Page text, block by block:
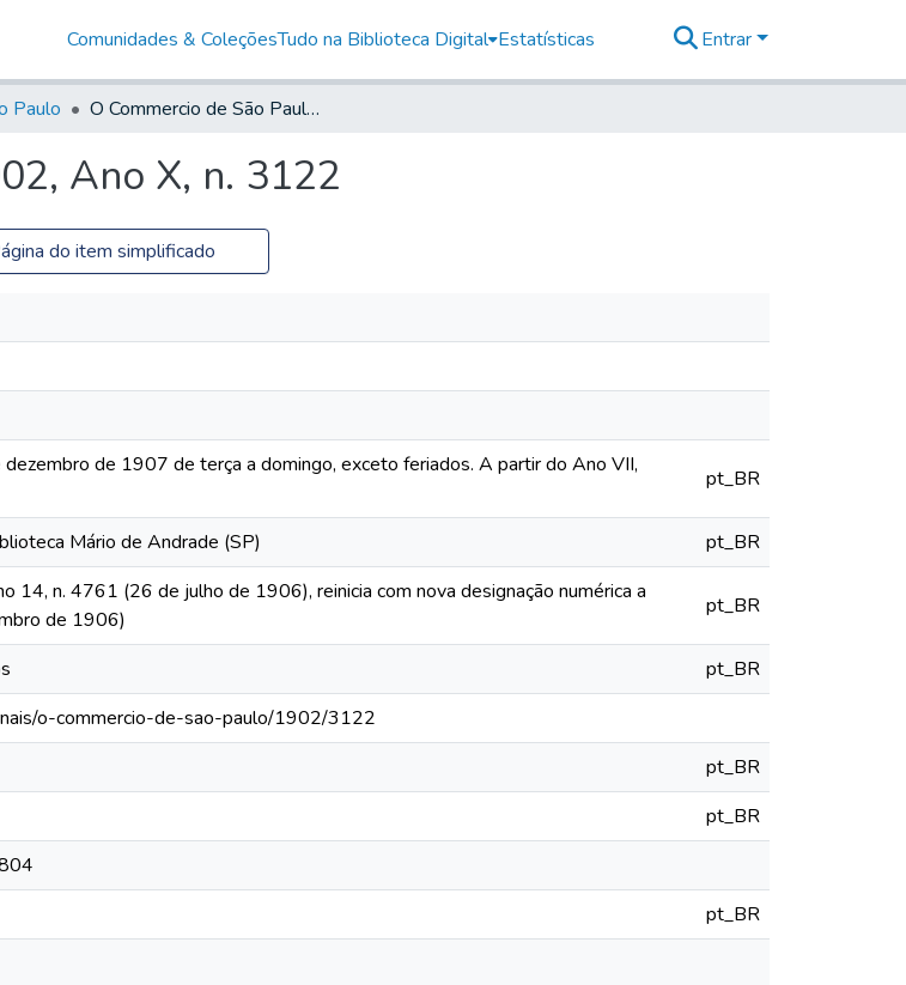
Comunidades & ColeçõesTudo na Biblioteca Digital Estatísticas Entrar
Paulo O Commercio de São Paulo, 1902, Ano X, n. 3122
Ano X, n. 3122
do item simplificado
de 1907 de terça a domingo, exceto feriados. A partir do Ano VII,
pt_BR
Mário de Andrade (SP) pt_BR
14, n. 4761 (26 de julho de 1906), reinicia com nova designação numérica a
de 1906)
pt_BR
pt_BR
o-commercio-de-sao-paulo/1902/3122
pt_BR
pt_BR
pt_BR